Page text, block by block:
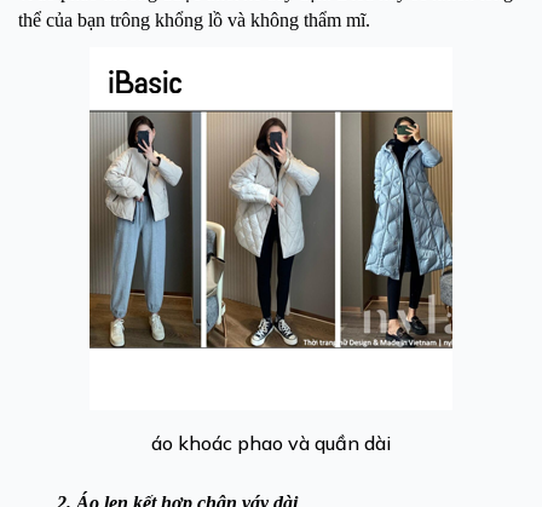
thể của bạn trông khổng lồ và không thẩm mĩ.
áo khoác phao và quần dài
2. Áo len kết hợp chân váy dài